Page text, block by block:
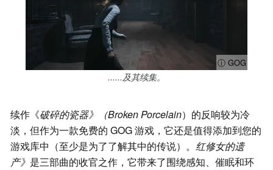
ⓘ GOG
......及其续集。
续作《破碎的瓷器》（Broken Porcelain）的反响较为冷
淡，但作为一款免费的 GOG 游戏，它还是值得添加到您的
游戏库中（至少是为了了解其中的传说）。 红修女的遗
产》 是三部曲的收官之作，它带来了围绕感知、催眠和环